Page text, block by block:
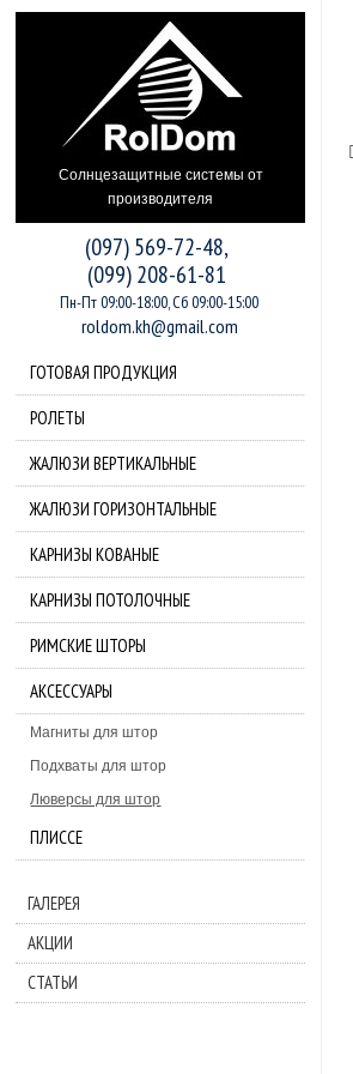
Солнцезащитные системы от
производителя
(097) 569-72-48,
(099) 208-61-81
Пн-Пт 09:00-18:00, Сб 09:00-15:00
roldom.kh@gmail.com
ГОТОВАЯ ПРОДУКЦИЯ
РОЛЕТЫ
ЖАЛЮЗИ ВЕРТИКАЛЬНЫЕ
ЖАЛЮЗИ ГОРИЗОНТАЛЬНЫЕ
КАРНИЗЫ КОВАНЫЕ
КАРНИЗЫ ПОТОЛОЧНЫЕ
РИМСКИЕ ШТОРЫ
АКСЕССУАРЫ
Магниты для штор
Подхваты для штор
Люверсы для штор
ПЛИССЕ
ГАЛЕРЕЯ
АКЦИИ
СТАТЬИ